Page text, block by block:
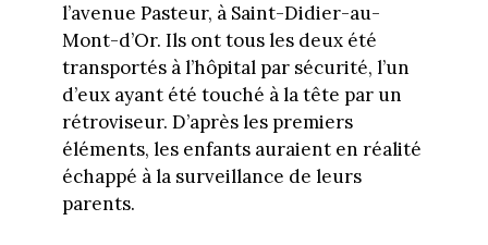
l’avenue Pasteur, à Saint-Didier-au-
Mont-d’Or. Ils ont tous les deux été
transportés à l’hôpital par sécurité, l’un
d’eux ayant été touché à la tête par un
rétroviseur. D’après les premiers
éléments, les enfants auraient en réalité
échappé à la surveillance de leurs
parents.